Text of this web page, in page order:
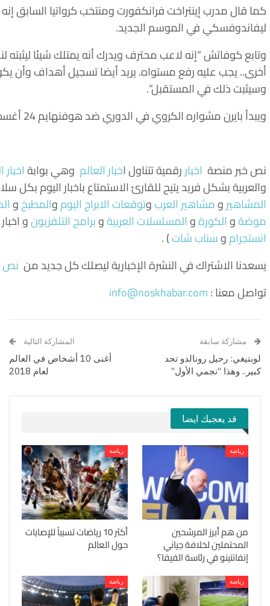
كما قال مدرب إينتراخت فرانكفورت ومنتخب كرواتيا السابق إنه
ليفاندوفسكي في الموسم الجديد.
وتابع كوفاتش “إنه لاعب محترف ويدرك أنه يمتلك شيئا
أخرى.. يجب عليه رفع مستواه. يريد أيضا تسجيل أهداف وأن
وسيثبت ذلك في المستقبل”.
ويبدأ بايرن مشواره الكروي في الدوري ضد هوفنهايم 24 أغسطس.
نص خبر منصة اخباررقمية تتناولاخبار العالم وهي بوابة
والعربية بشكل فريد يتيح للقارئ الاستمتاع باخبار اليوم بكل
المشاهيرومشاهير العربوتوقعات الابراج اليوموالمطبخو
موضةوالكورةوالمسلسلات العربيةوبرامج التلفزيونو
انستجراموسناب شات) .
يسعدنا الاشتراك في النشرة الإخبارية ليصلك كل جديد من نص
تواصل معنا :info@noskhabar.com
مشاركة سابقة
لوبتيغي: رحيل رونالدو تحد
كبير.. وهذا “نجمي الأول”
المشاركة التالية
أغنى 10 أشخاص في العالم
لعام 2018
قد يعجبك ايضا
رياضة
من هم أبرز المرشحين
المحتملين لخلافة جياني
إنفانتينو في رئاسة الفيفا؟
رياضة
أكثر 10 رياضات تسبباً للإصابات
حول العالم
رياضة رياضة